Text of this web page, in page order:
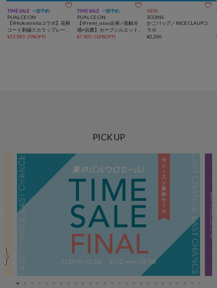
TIME SALE 一部予約 
PUAL CE CIN
【＠kokiminitaコラボ】花柄
コード刺繍スカラップレース
パンツ
¥13,585 (5%OFF)
TIME SALE 一部予約 
PUAL CE CIN
【＠remi_usus企画 / 接触冷
感+抗菌】カーブシルエット
カットソーパンツ
¥7,920 (10%OFF)
NEW 
3COINS
かごバッグ／NICE CLAUPコ
ラボ
¥2,200
PICK UP